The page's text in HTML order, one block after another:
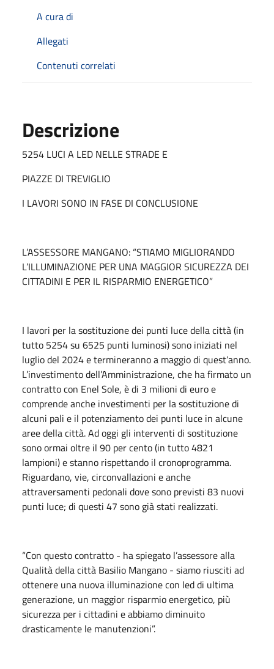
A cura di
Allegati
Contenuti correlati
Descrizione
5254 LUCI A LED NELLE STRADE E
PIAZZE DI TREVIGLIO
I LAVORI SONO IN FASE DI CONCLUSIONE
L’ASSESSORE MANGANO: “STIAMO MIGLIORANDO
L’ILLUMINAZIONE PER UNA MAGGIOR SICUREZZA DEI
CITTADINI E PER IL RISPARMIO ENERGETICO”
I lavori per la sostituzione dei punti luce della città (in
tutto 5254 su 6525 punti luminosi) sono iniziati nel
luglio del 2024 e termineranno a maggio di quest’anno.
L’investimento dell’Amministrazione, che ha firmato un
contratto con Enel Sole, è di 3 milioni di euro e
comprende anche investimenti per la sostituzione di
alcuni pali e il potenziamento dei punti luce in alcune
aree della città. Ad oggi gli interventi di sostituzione
sono ormai oltre il 90 per cento (in tutto 4821
lampioni) e stanno rispettando il cronoprogramma.
Riguardano, vie, circonvallazioni e anche
attraversamenti pedonali dove sono previsti 83 nuovi
punti luce; di questi 47 sono già stati realizzati.
“Con questo contratto - ha spiegato l’assessore alla
Qualità della città Basilio Mangano - siamo riusciti ad
ottenere una nuova illuminazione con led di ultima
generazione, un maggior risparmio energetico, più
sicurezza per i cittadini e abbiamo diminuito
drasticamente le manutenzioni”.